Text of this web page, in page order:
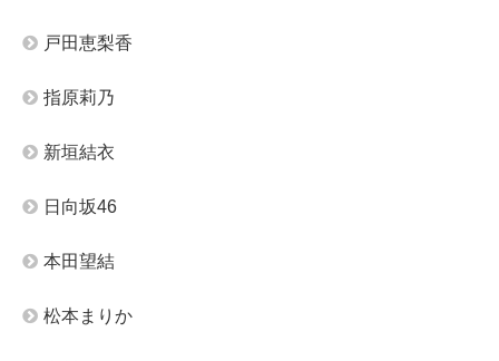
戸田恵梨香
指原莉乃
新垣結衣
日向坂46
本田望結
松本まりか